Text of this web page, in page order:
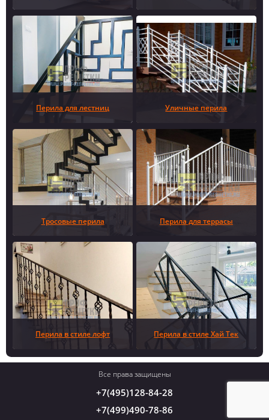
Перила для лестниц Уличные перила
Тросовые перила Перила для террасы
Перила в стиле лофт Перила в стиле Хай Тек
Все права защищены
+7(495)128-84-28
+7(499)490-78-86